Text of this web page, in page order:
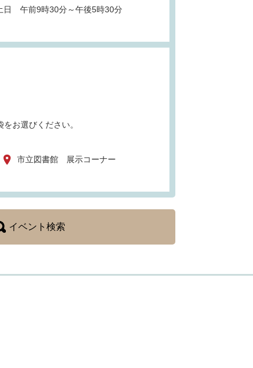
日 午前9時30分～午後5時30分
お選びください。
市立図書館 展示コーナー
イベント検索